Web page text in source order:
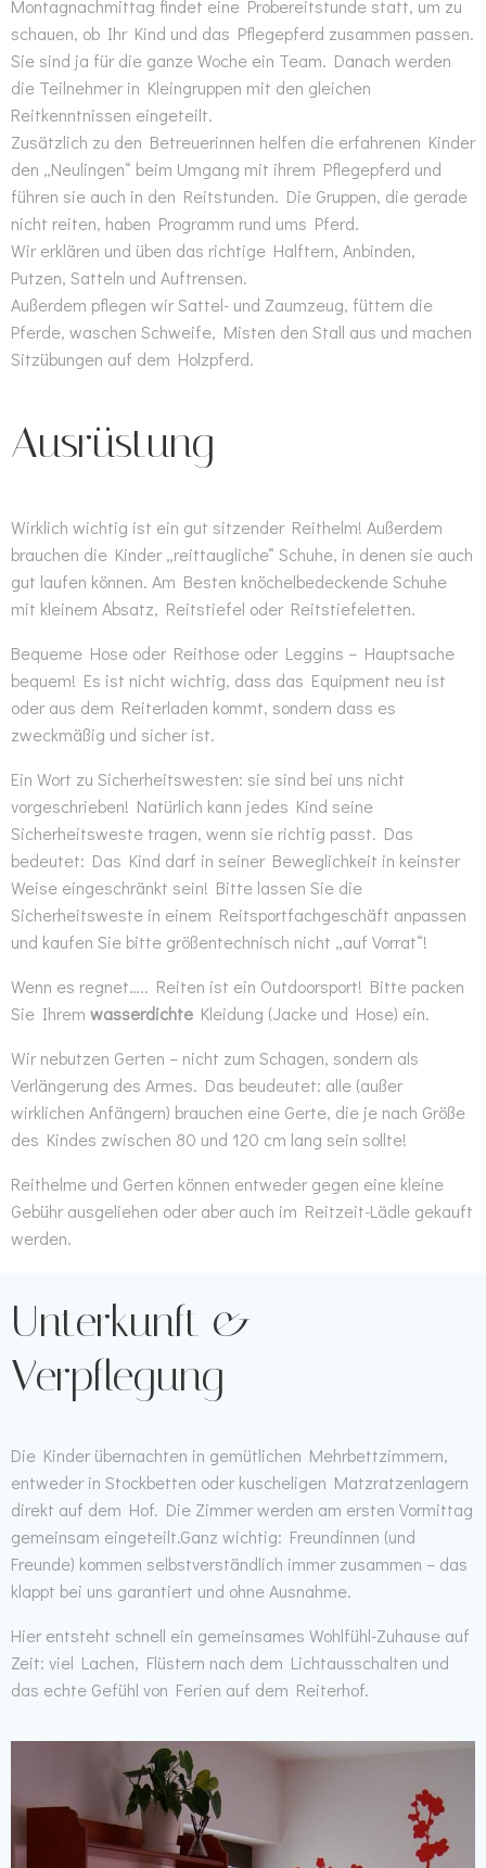
Montagnachmittag findet eine Probereitstunde statt, um zu
schauen, ob Ihr Kind und das Pflegepferd zusammen passen.
Sie sind ja für die ganze Woche ein Team. Danach werden
die Teilnehmer in Kleingruppen mit den gleichen
Reitkenntnissen eingeteilt.
Zusätzlich zu den Betreuerinnen helfen die erfahrenen Kinder
den „Neulingen“ beim Umgang mit ihrem Pflegepferd und
führen sie auch in den Reitstunden. Die Gruppen, die gerade
nicht reiten, haben Programm rund ums Pferd.
Wir erklären und üben das richtige Halftern, Anbinden,
Putzen, Satteln und Auftrensen.
Außerdem pflegen wir Sattel- und Zaumzeug, füttern die
Pferde, waschen Schweife, Misten den Stall aus und machen
Sitzübungen auf dem Holzpferd.
Ausrüstung
Wirklich wichtig ist ein gut sitzender Reithelm! Außerdem
brauchen die Kinder „reittaugliche“ Schuhe, in denen sie auch
gut laufen können. Am Besten knöchelbedeckende Schuhe
mit kleinem Absatz, Reitstiefel oder Reitstiefeletten.
Bequeme Hose oder Reithose oder Leggins – Hauptsache
bequem! Es ist nicht wichtig, dass das Equipment neu ist
oder aus dem Reiterladen kommt, sondern dass es
zweckmäßig und sicher ist.
Ein Wort zu Sicherheitswesten: sie sind bei uns nicht
vorgeschrieben! Natürlich kann jedes Kind seine
Sicherheitsweste tragen, wenn sie richtig passt. Das
bedeutet: Das Kind darf in seiner Beweglichkeit in keinster
Weise eingeschränkt sein! Bitte lassen Sie die
Sicherheitsweste in einem Reitsportfachgeschäft anpassen
und kaufen Sie bitte größentechnisch nicht „auf Vorrat“!
Wenn es regnet….. Reiten ist ein Outdoorsport! Bitte packen
Sie Ihrem wasserdichte Kleidung (Jacke und Hose) ein.
Wir nebutzen Gerten – nicht zum Schagen, sondern als
Verlängerung des Armes. Das beudeutet: alle (außer
wirklichen Anfängern) brauchen eine Gerte, die je nach Größe
des Kindes zwischen 80 und 120 cm lang sein sollte!
Reithelme und Gerten können entweder gegen eine kleine
Gebühr ausgeliehen oder aber auch im Reitzeit-Lädle gekauft
werden.
Unterkunft &
Verpflegung
Die Kinder übernachten in gemütlichen Mehrbettzimmern,
entweder in Stockbetten oder kuscheligen Matzratzenlagern
direkt auf dem Hof. Die Zimmer werden am ersten Vormittag
gemeinsam eingeteilt.Ganz wichtig: Freundinnen (und
Freunde) kommen selbstverständlich immer zusammen – das
klappt bei uns garantiert und ohne Ausnahme.
Hier entsteht schnell ein gemeinsames Wohlfühl-Zuhause auf
Zeit: viel Lachen, Flüstern nach dem Lichtausschalten und
das echte Gefühl von Ferien auf dem Reiterhof.